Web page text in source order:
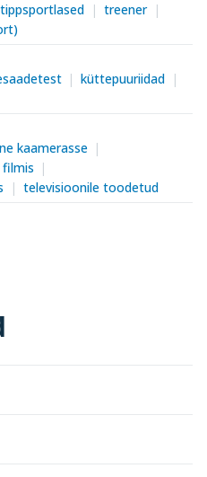
tippsportlased
treener
küttepuuriidad
kaamerasse
televisioonile toodetud